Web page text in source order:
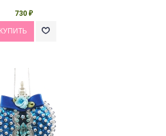
730 ₽